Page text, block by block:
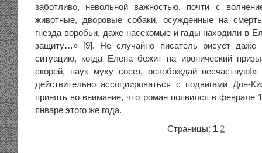
заботливо, невольной важностью, почти с
животные, дворовые собаки, осужденные на
гнезда воробьи, даже насекомые и гады находили в
защиту…» [9]. Не случайно писатель рисует даже
ситуацию, когда Елена бежит на иронический
скорей, паук муху сосет, освобождай
действительно ассоциироваться с подвигами Дон-
принять во внимание, что роман появился в феврале
январе этого же года.
Страницы: 1 2